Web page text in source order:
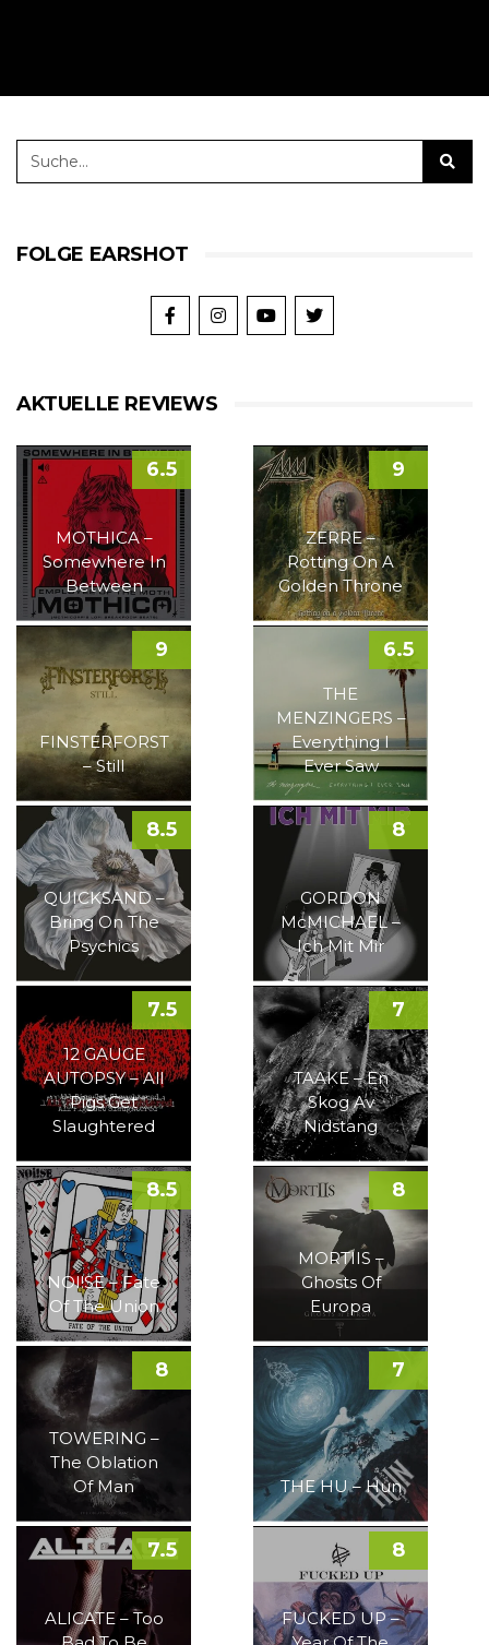
FOLGE EARSHOT
AKTUELLE REVIEWS
MOTHICA –
Somewhere In
Between
6.5
ZERRE –
Rotting On A
Golden Throne
9
FINSTERFORST
– Still
9
THE
MENZINGERS –
Everything I
Ever Saw
6.5
QUICKSAND –
Bring On The
Psychics
8.5
GORDON
McMICHAEL –
Ich Mit Mir
8
12 GAUGE
AUTOPSY – All
Pigs Get
Slaughtered
7.5
TAAKE – En
Skog Av
Nidstang
7
NOI!SE – Fate
Of The Union
8.5
MORTIIS –
Ghosts Of
Europa
8
TOWERING –
The Oblation
Of Man
8
THE HU – Hun
7
ALICATE – Too
7.5
FUCKED UP –
8